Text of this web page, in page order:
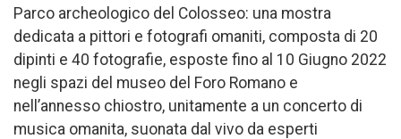
Parco archeologico del Colosseo: una mostra
dedicata a pittori e fotografi omaniti, composta di 20
dipinti e 40 fotografie, esposte fino al 10 Giugno 2022
negli spazi del museo del Foro Romano e
nell’annesso chiostro, unitamente a un concerto di
musica omanita, suonata dal vivo da esperti